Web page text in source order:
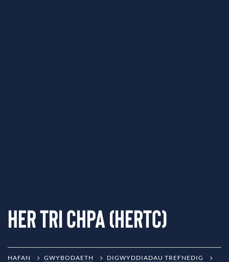
Her Tri Chpa (HERTC)
HAFAN GWYBODAETH
DIGWYDDIADAU TREFNEDIG